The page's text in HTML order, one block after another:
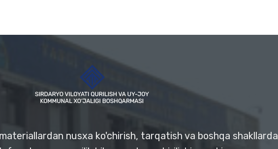
nusxa ko'chirish, tarqatish va boshqa shakllarda